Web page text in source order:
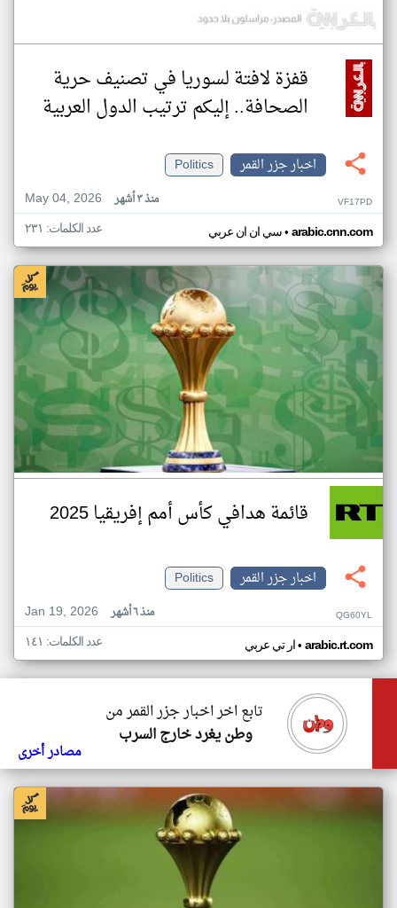
قفزة لافتة لسوريا في تصنيف حرية
الصحافة.. إليكم ترتيب الدول العربية
اخبار جزر القمر
Politics
May 04, 2026
منذ ٣ أشهر VF17PD
سي ان ان عربي• arabic.cnn.com عدد الكلمات: ٢٣١
قائمة هدافي كأس أمم إفريقيا 2025
اخبار جزر القمر
Politics
Jan 19, 2026
منذ ٦ أشهر QG60YL
ار تي عربي• arabic.rt.com عدد الكلمات: ١٤١
تابع اخر اخبار جزر القمر من
وطن يغرد خارج السرب
مصادر أخرى